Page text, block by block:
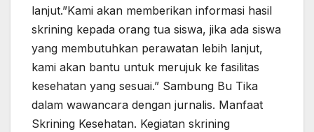
lanjut.”Kami akan memberikan informasi hasil
skrining kepada orang tua siswa, jika ada siswa
yang membutuhkan perawatan lebih lanjut,
kami akan bantu untuk merujuk ke fasilitas
kesehatan yang sesuai.” Sambung Bu Tika
dalam wawancara dengan jurnalis. Manfaat
Skrining Kesehatan. Kegiatan skrining